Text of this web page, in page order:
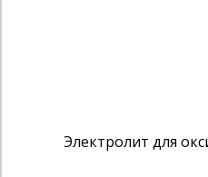
Электролит для